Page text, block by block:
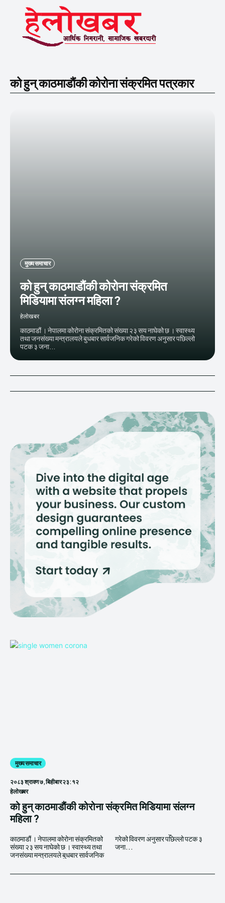
को हुन् काठमाडाैंकी कोरोना संक्रमित पत्रकार
मुख्य समाचार
को हुन् काठमाडाैंकी कोरोना संक्रमित
मिडियामा संलग्न महिला ?
हेलाेखबर
काठमाडौं । नेपालमा कोरोना संक्रमितको संख्या २३ सय नाघेको छ । स्वास्थ्य
तथा जनसंख्या मन्त्रालयले बुधबार सार्वजनिक गरेको विवरण अनुसार पछिल्लो
पटक ३ जना...
मुख्य समाचार
२०८३ श्रावण ७, बिहीबार २३:१२
हेलाेखबर
को हुन् काठमाडाैंकी कोरोना संक्रमित मिडियामा संलग्न
महिला ?
काठमाडौं । नेपालमा कोरोना संक्रमितको
संख्या २३ सय नाघेको छ । स्वास्थ्य तथा
जनसंख्या मन्त्रालयले बुधबार सार्वजनिक
गरेको विवरण अनुसार पछिल्लो पटक ३
जना...